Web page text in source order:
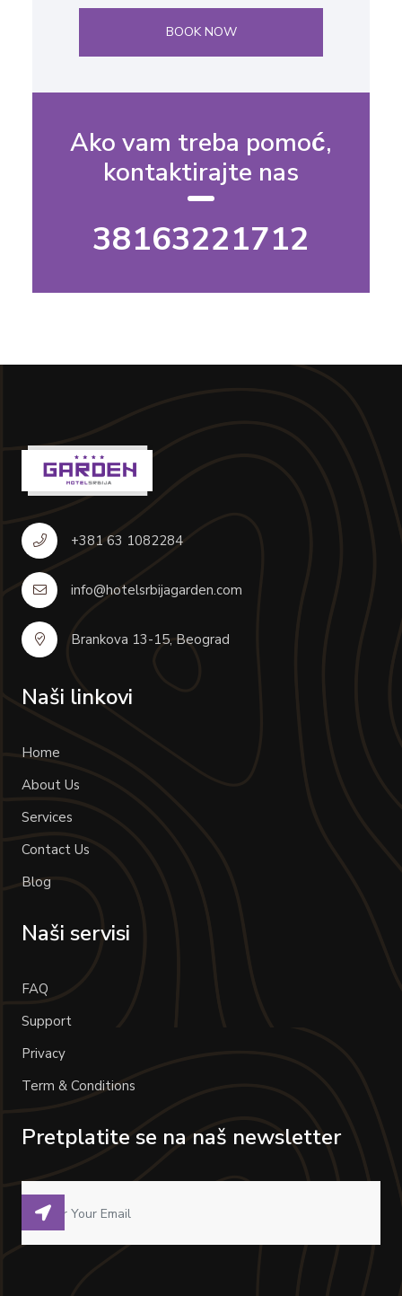
BOOK NOW
Ako vam treba pomoć,
kontaktirajte nas
38163221712
+381 63 1082284
info@hotelsrbijagarden.com
Brankova 13-15, Beograd
Naši linkovi
Home
About Us
Services
Contact Us
Blog
Naši servisi
FAQ
Support
Privacy
Term & Conditions
Pretplatite se na naš newsletter